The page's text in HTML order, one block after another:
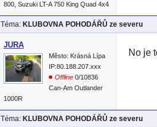
800, Suzuki LT-A 750 King Quad 4x4
Téma: KLUBOVNA POHODÁŘŮ ze severu
JURA
Město: Krásná Lípa
IP:80.188.207.xxx
Offline 0/10836
Can-Am Outlander
1000R
No je
Téma: KLUBOVNA POHODÁŘŮ ze severu